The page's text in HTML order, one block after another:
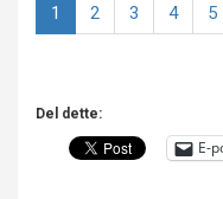
1 2 3 4 5
Del dette:
E-